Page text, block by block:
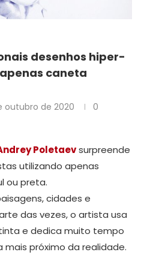
desenhos hiper-
caneta
outubro de 2020
0
Poletaevsurpreende
utilizando apenas
ou preta.
cidades e
das vezes, o artista usa
e dedica muito tempo
próximo da realidade.